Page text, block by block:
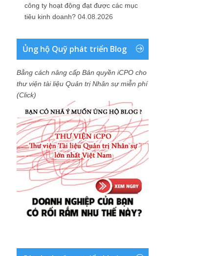
công ty hoạt động đạt được các mục
tiêu kinh doanh? 04.08.2026
Ủng hộ Quỹ phát triển Blog
Bằng cách nâng cấp Bản quyền iCPO cho
thư viện tài liệu Quản trị Nhân sự miễn phí
(Click)